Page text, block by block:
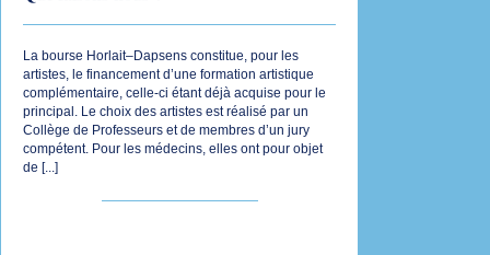
La bourse Horlait–Dapsens constitue, pour les
artistes, le financement d’une formation artistique
complémentaire, celle-ci étant déjà acquise pour le
principal. Le choix des artistes est réalisé par un
Collège de Professeurs et de membres d’un jury
compétent. Pour les médecins, elles ont pour objet
de [...]